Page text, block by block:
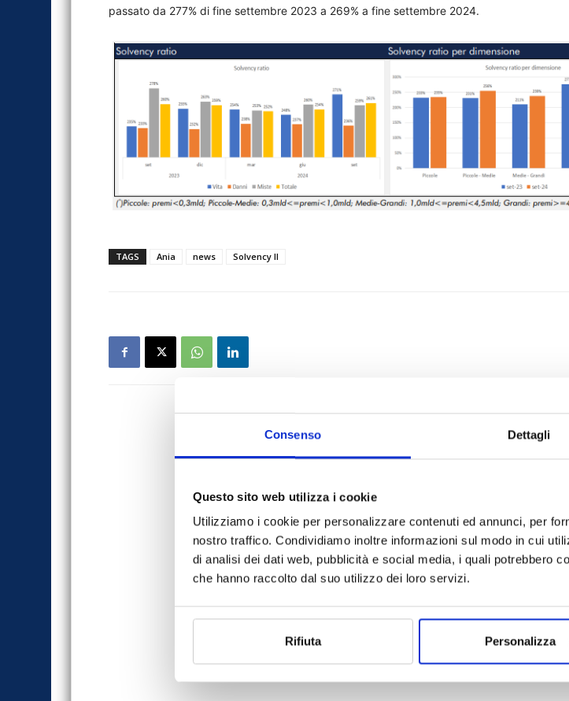
Consenso Dettagli
Questo sito web utilizza i cookie
Utilizziamo i cookie per personalizzare contenuti ed annunci, per
nostro traffico. Condividiamo inoltre informazioni sul modo in cui
di analisi dei dati web, pubblicità e social media, i quali potrebbero
che hanno raccolto dal suo utilizzo dei loro servizi.
Rifiuta Personalizza
passato da 277% di fine settembre 2023 a 269% a fine settembre 2024.
TAGS Ania news Solvency II